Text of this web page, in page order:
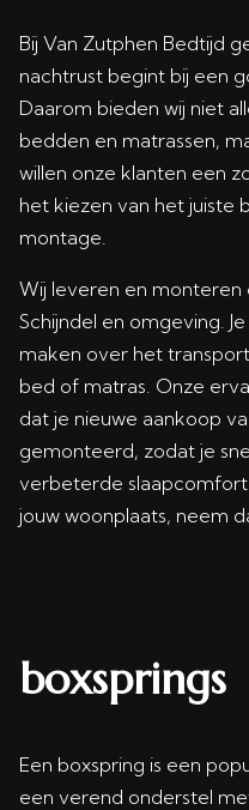
Bij Van Zutphen Bedtijd
nachtrust begint bij een
Daarom bieden wij niet
bedden en matrassen,
willen onze klanten een
het kiezen van het juiste
montage.
Wij leveren en monteren
Schijndel en omgeving.
maken over het
bed of matras. Onze
dat je nieuwe aankoop
gemonteerd, zodat je
verbeterde
jouw woonplaats, neem
boxsprings
Een boxspring is een
een verend onderstel